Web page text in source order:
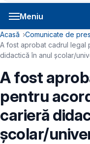
Meniu
Navigație
Cale de
Acasă
Comunicate de
A fost aprobat cadrul legal
didactică în anul școlar/
A fost
pentru
carieră
școlar/